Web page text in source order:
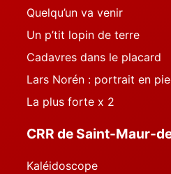
Quelqu’un va venir
Un p’tit lopin de terre
Cadavres dans le placard
Lars Norén : portrait en
La plus forte x 2
CRR de Saint-Maur-
Kaléidoscope